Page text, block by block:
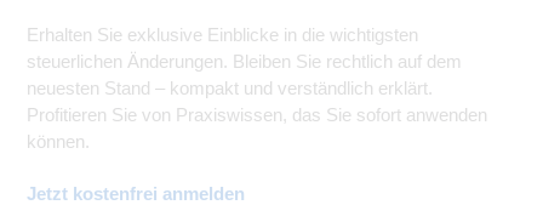
Erhalten Sie exklusive Einblicke in die wichtigsten
steuerlichen Änderungen. Bleiben Sie rechtlich auf dem
neuesten Stand – kompakt und verständlich erklärt.
Profitieren Sie von Praxiswissen, das Sie sofort anwenden
können.
Jetzt kostenfrei anmelden